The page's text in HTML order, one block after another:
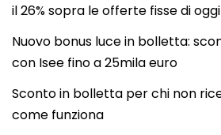
il 26% sopra le offerte fisse di oggi
Nuovo bonus luce in bolletta:
con Isee fino a 25mila euro
Sconto in bolletta per chi non
come funziona